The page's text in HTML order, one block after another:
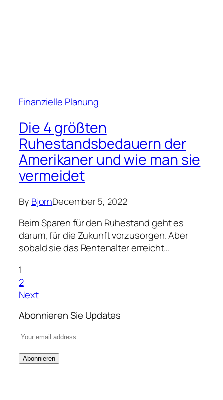
Finanzielle Planung
Die 4 größten
Ruhestandsbedauern der
Amerikaner und wie man sie
vermeidet
By BjornDecember 5, 2022
Beim Sparen für den Ruhestand geht es
darum, für die Zukunft vorzusorgen. Aber
sobald sie das Rentenalter erreicht…
1
2
Next
Abonnieren Sie Updates